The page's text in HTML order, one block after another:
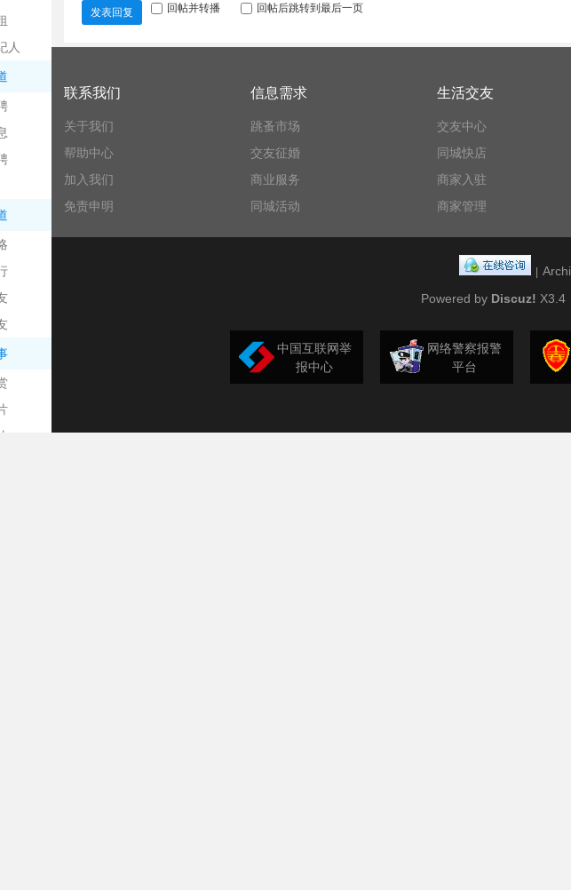
人
发表回复 回帖并转播 回帖后跳转到最后一页
联系我们
关于我们
帮助中心
加入我们
免责申明
信息需求
跳蚤市场
交友征婚
商业服务
同城活动
生活交友
交友中心
同城快店
商家入驻
商家管理
Powered by Discuz! X3.4
中国互联网举
报中心
网络警察报警
平台